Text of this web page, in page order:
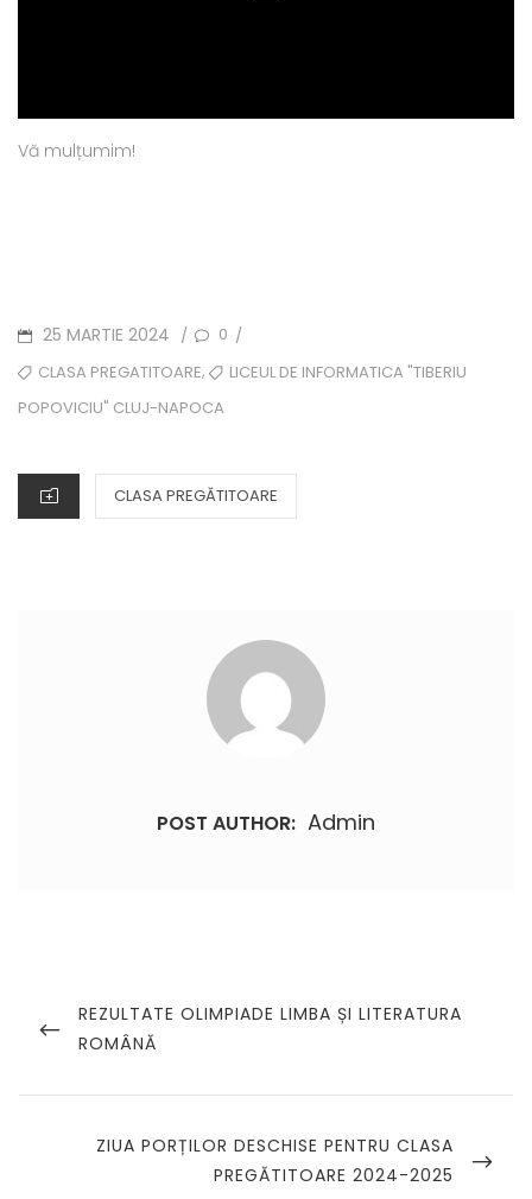
Vă mulțumim!
POSTED
ON
25 MARTIE 2024 / 0 /
TAGSCLASA PREGATITOARE,
LICEUL DE INFORMATICA "TIBERIU
POPOVICIU" CLUJ-NAPOCA
CATEGORIES
CLASA PREGĂTITOARE
POST AUTHOR: Admin
articole
PREVIOUS
POST
REZULTATE OLIMPIADE LIMBA ȘI LITERATURA
ROMÂNĂ
NEXT
ZIUA PORȚILOR DESCHISE PENTRU CLASA
PREGĂTITOARE 2024-2025